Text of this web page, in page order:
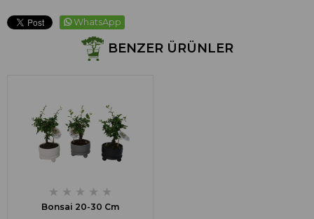
WhatsApp
BENZER ÜRÜNLER
★ ★ ★ ★ ★
Bonsai 20-30 Cm